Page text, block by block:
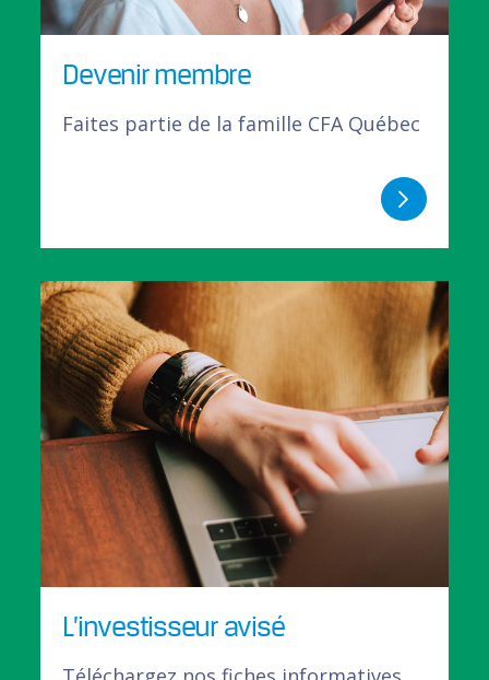
Devenir membre
Faites partie de la famille CFA Québec
L’investisseur avisé